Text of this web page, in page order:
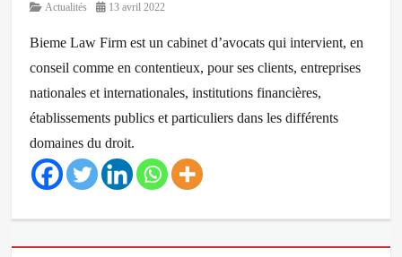
Category
Actualités
Posted13 avril 2022
Bieme Law Firm est un cabinet d’avocats qui intervient, en
conseil comme en contentieux, pour ses clients, entreprises
nationales et internationales, institutions financières,
établissements publics et particuliers dans les différents
domaines du droit.
Actualités